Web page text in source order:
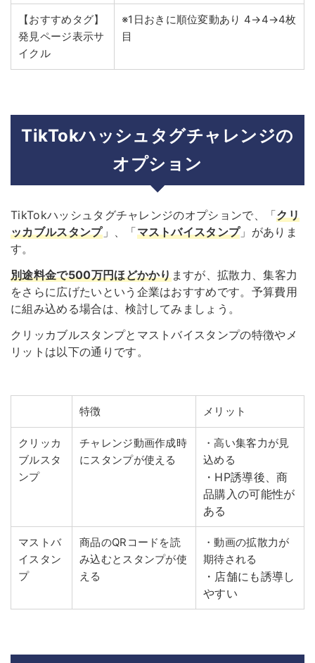
【おすすめタグ】
発見ページ表示サ
イクル
※1日おきに順位変動あり 4→4→4枚
目
TikTokハッシュタグチャレンジの
オプション
TikTokハッシュタグチャレンジのオプションで、「クリ
ッカブルスタンプ」、「マストバイスタンプ」がありま
す。
別途料金で500万円ほどかかりますが、拡散力、集客力
をさらに広げたいという企業はおすすめです。予算費用
に組み込める場合は、検討してみましょう。
クリッカブルスタンプとマストバイスタンプの特徴やメ
リットは以下の通りです。
特徴 メリット
クリッカ
ブルスタ
ンプ
チャレンジ動画作成時
にスタンプが使える
・高い集客力が見
込める
・HP誘導後、商
品購入の可能性が
ある
マストバ
イスタン
プ
商品のQRコードを読
み込むとスタンプが使
える
・動画の拡散力が
期待される
・店舗にも誘導し
やすい